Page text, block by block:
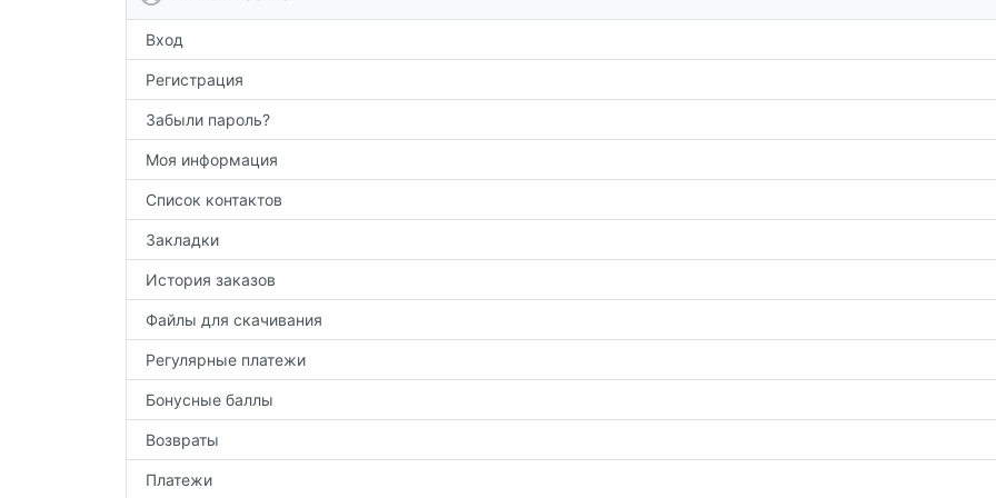
Вход
Регистрация
Забыли пароль?
Моя информация
Список контактов
Закладки
История заказов
Файлы для скачивания
Регулярные платежи
Бонусные баллы
Возвраты
Платежи